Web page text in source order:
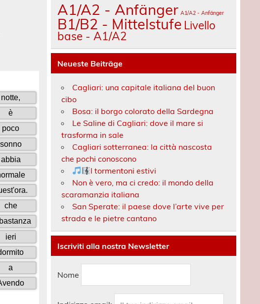
A1/A2 - Anfänger A1/A2 - Anfänger
B1/B2 - Mittelstufe Livello
base - A1/A2
Neueste Beiträge
Cagliari: una capitale italiana del buon
cibo
Bosa: il borgo colorato della Sardegna
Le Saline di Cagliari: dove il mare si
trasforma in sale
Cagliari sotterranea: la città nascosta
che pochi conoscono
I tormentoni estivi
Non è vero, ma ci credo: il mondo della
scaramanzia italiana
San Sperate: il paese dove l’arte vive per
strada e le pietre cantano
Iscriviti alla nostra Newsletter
Nome